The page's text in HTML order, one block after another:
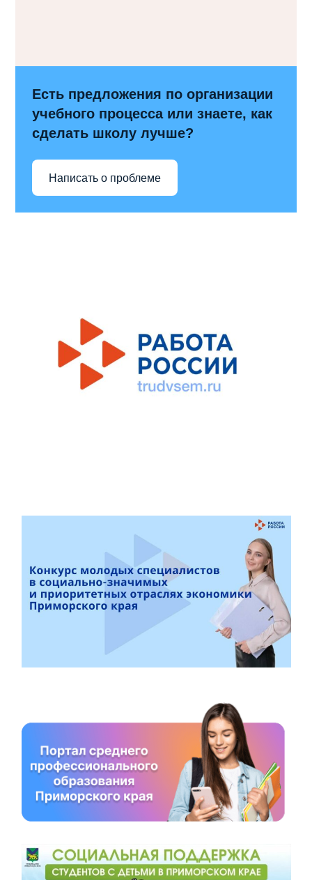
Есть предложения по организации
учебного процесса или знаете, как
сделать школу лучше?
Написать о проблеме